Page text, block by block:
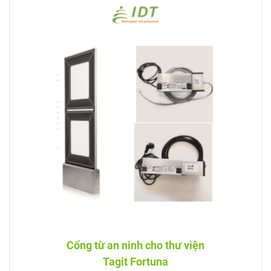
Cổng từ an ninh cho thư viện
Tagit Fortuna